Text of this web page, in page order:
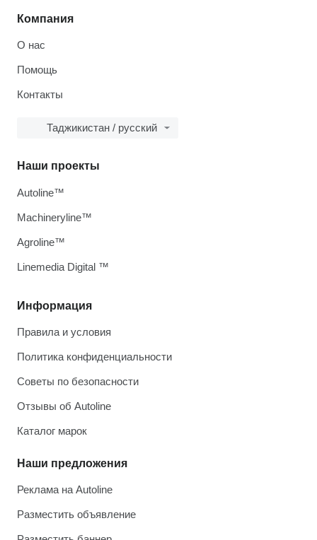
Компания
О нас
Помощь
Контакты
Таджикистан / русский
Информация
Правила и условия
Политика конфиденциальности
Советы по безопасности
Отзывы об Autoline
Каталог марок
Наши предложения
Реклама на Autoline
Разместить объявление
Наши проекты
Autoline™
Machineryline™
Agroline™
Linemedia Digital ™